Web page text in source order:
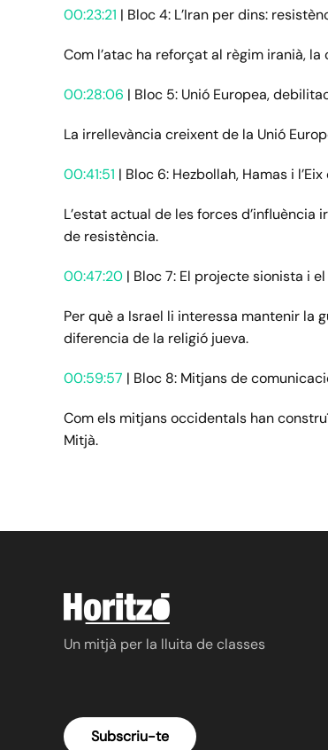
00:23:21 | Bloc 4: L’Iran per dins:
Com l’atac ha reforçat al règim iranià,
00:28:06 | Bloc 5: Unió Europea,
La irrellevància creixent de la Unió
00:41:51 | Bloc 6: Hezbollah, Hamas i
L’estat actual de les forces
de resistència.
00:47:20 | Bloc 7: El projecte sionista i
Per què a Israel li interessa mantenir la
diferencia de la religió jueva.
00:59:57 | Bloc 8: Mitjans de
Com els mitjans occidentals han
Mitjà.
Un mitjà per la lluita de classes
Subscriu-te